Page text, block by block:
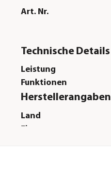
Art. Nr.
Technische Details
Leistung
Funktionen
Herstellerangaben
Land
Firma